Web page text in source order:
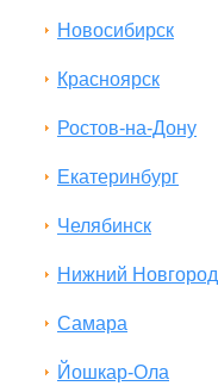
Новосибирск
Красноярск
Ростов-на-Дону
Екатеринбург
Челябинск
Нижний Новгород
Самара
Йошкар-Ола